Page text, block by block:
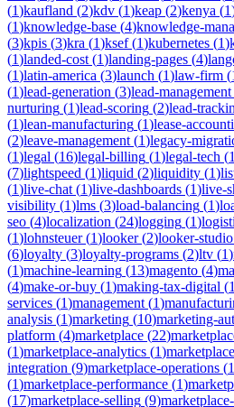
(1)kaufland (2)kdv (1)keap (2)kenya (1
(1)knowledge-base (4)knowledge-
(3)kpis (3)kra (1)ksef(1)kubernetes (1)
(1)landed-cost (1)landing-pages (4)
(1)latin-america (3)launch (1)law-firm (
(1)lead-generation (3)lead-management
nurturing (1)lead-scoring (2)lead-
(1)lean-manufacturing (1)lease-
(2)leave-management (1)legacy-
(1)legal (16)legal-billing (1)legal-tech (1
(7)lightspeed (1)liquid (2)liquidity (1)
(1)live-chat (1)live-dashboards (1)live-
visibility (1)lms (3)load-balancing (1)
seo (4)localization (24)logging (1)
(1)lohnsteuer(1)looker(2)looker-studio
(6)loyalty (3)loyalty-programs (2)ltv (1)
(1)machine-learning (13)magento (4)
(4)make-or-buy (1)making-tax-digital (1
services (1)management (1)
analysis (1)marketing (10)marketing-
platform (4)marketplace (22)
(1)marketplace-analytics (1)
integration (9)marketplace-operations (1
(1)marketplace-performance (1)
(17)marketplace-selling (9)